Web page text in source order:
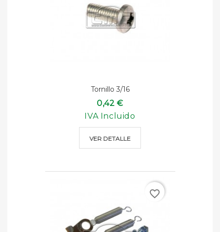
Tornillo 3/16
0,42 €
IVA Incluido
VER DETALLE
favorite_border